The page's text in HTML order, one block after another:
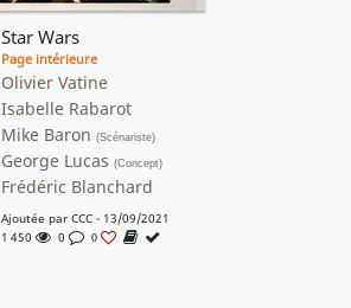
Star Wars
Page intérieure
Olivier Vatine
Isabelle Rabarot
Mike Baron (Scénariste)
George Lucas (Concept)
Frédéric Blanchard
Ajoutée par CCC - 13/09/2021
1 450
0 0